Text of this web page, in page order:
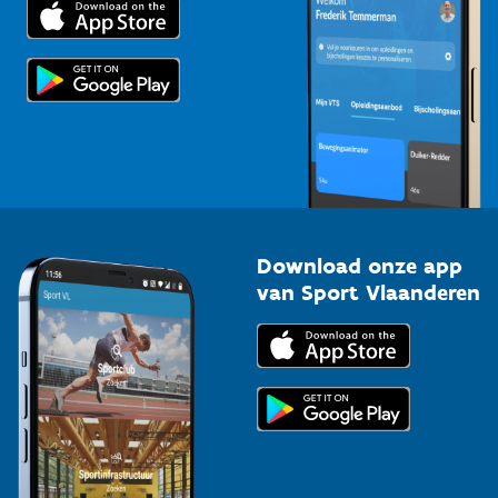
Topsporters
Voor de pers
Download onze app
van Sport Vlaanderen